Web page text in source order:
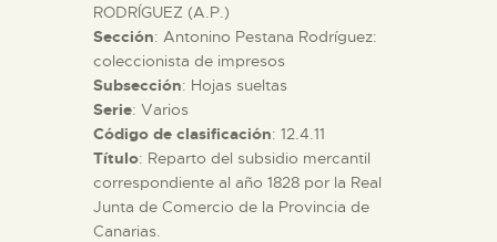
█
EL MUSEO
COLECCIONES
DIDÁCTICA
RODRÍGUEZ (A.P.)
Sección: Antonino Pestana Rodríguez:
coleccionista de impresos
Subsección: Hojas sueltas
Serie: Varios
Código de clasificación: 12.4.11
Título: Reparto del subsidio mercantil
correspondiente al año 1828 por la Real
Junta de Comercio de la Provincia de
Canarias.